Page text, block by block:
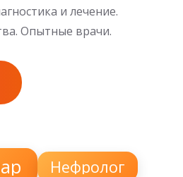
и лечение.
Опытные врачи.
Нефролог